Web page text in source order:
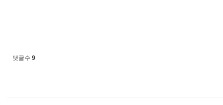
댓글수 9